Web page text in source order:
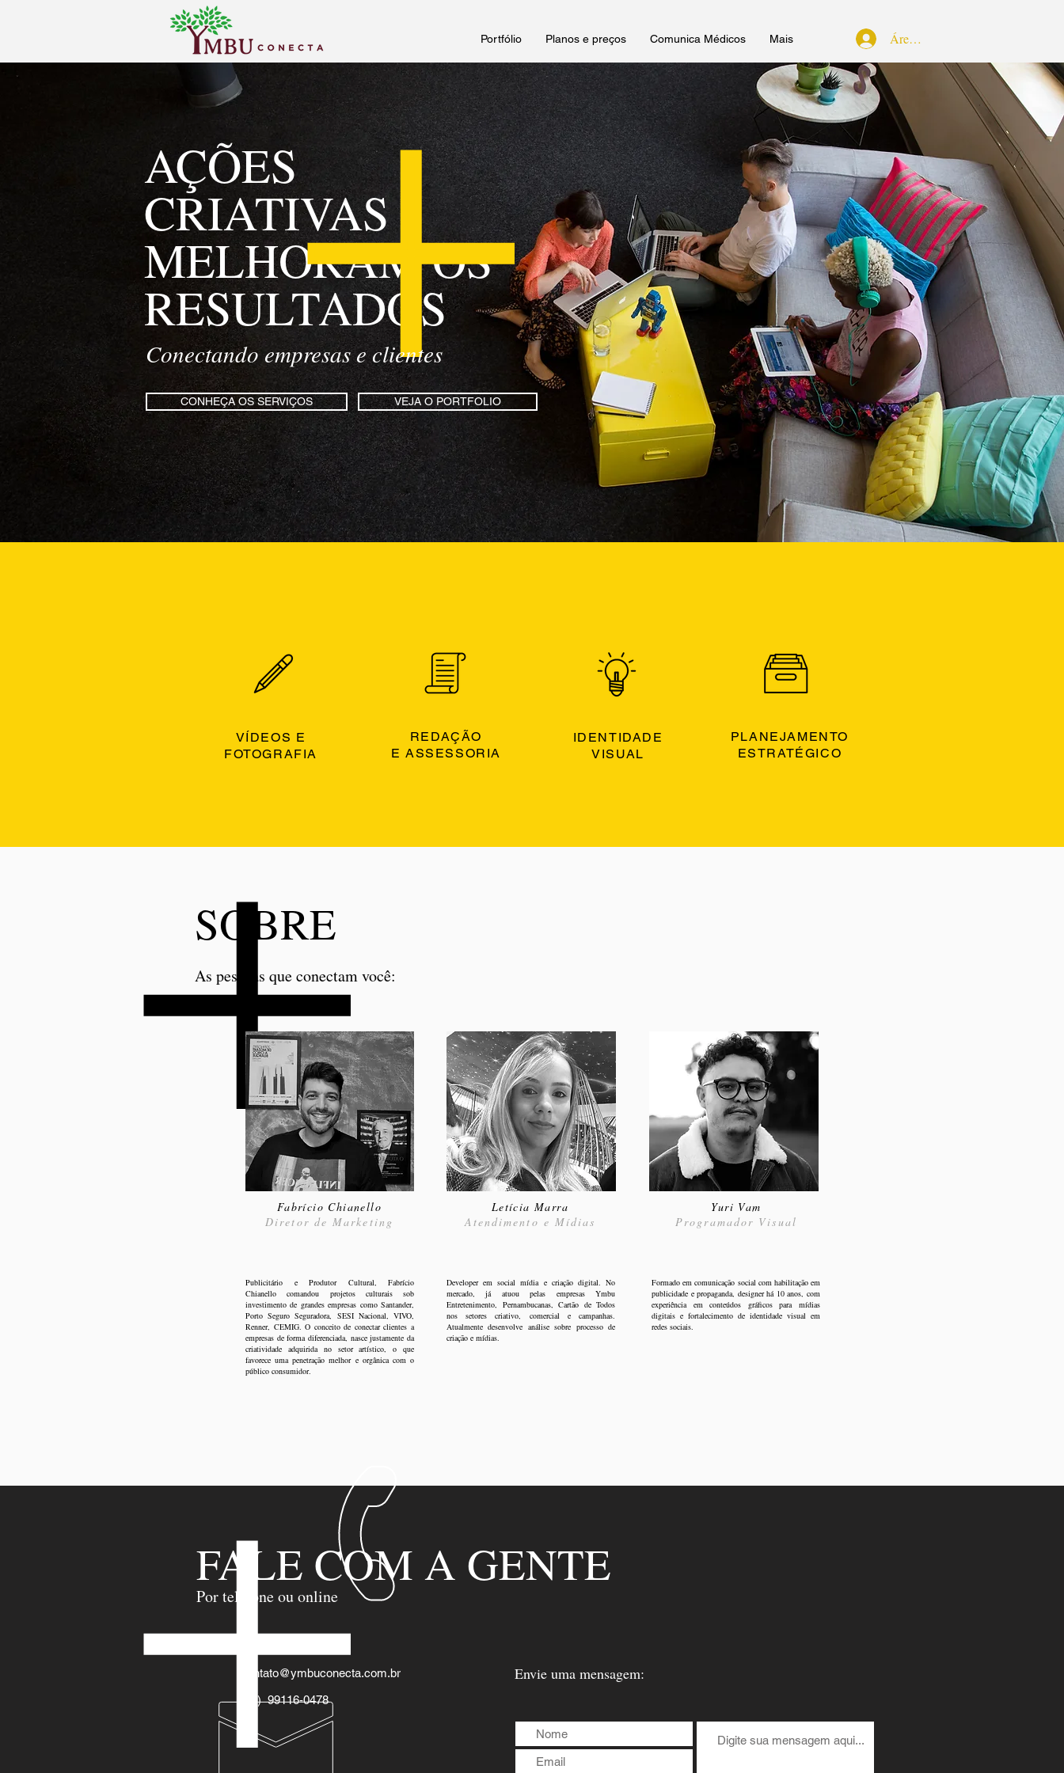
Portfólio Planos e preços Comunica Médicos Mais Área do Cliente
AÇÕES
CRIATIVAS
MELHORAM OS
RESULTADOS
Conectando empresas e clientes
CONHEÇA OS SERVIÇOS VEJA O PORTFOLIO
VÍDEOS E
FOTOGRAFIA
REDAÇÃO
E ASSESSORIA
IDENTIDADE
VISUAL
PLANEJAMENTO
ESTRATÉGICO
SOBRE
As pessoas que conectam você:
Fabrício Chianello
Diretor de Marketing
Letícia Marra
Atendimento e Mídias
Yuri Vam
Programador Visual
Publicitário e Produtor Cultural, Fabrício
Chianellocomandou projetos culturais sob
investimento de grandes empresas como Santander,
Porto Seguro Seguradora, SESI Nacional, VIVO,
Renner, CEMIG. O conceito de conectar clientes a
empresas de forma diferenciada, nasce justamente da
criatividade adquirida no setor artístico, o que
favorece uma penetração melhor e orgânica com o
público consumidor.
Developer em social mídia e criação digital. No
mercado, já atuou pelas empresas Ymbu
Entretenimento, Pernambucanas, Cartão de Todos
nos setores criativo, comercial e campanhas.
Atualmente desenvolve análise sobre processo de
criação e mídias.
Formado em comunicação social com habilitação em
publicidade e propaganda, designer há 10 anos, com
experiência em conteúdos gráficos para mídias
digitais e fortalecimento de identidade visual em
redes sociais.
Por telefone ou online
contato@ymbuconecta.com.br
(21) 99116-0478
Envie uma mensagem:
FALE COM A GENTE